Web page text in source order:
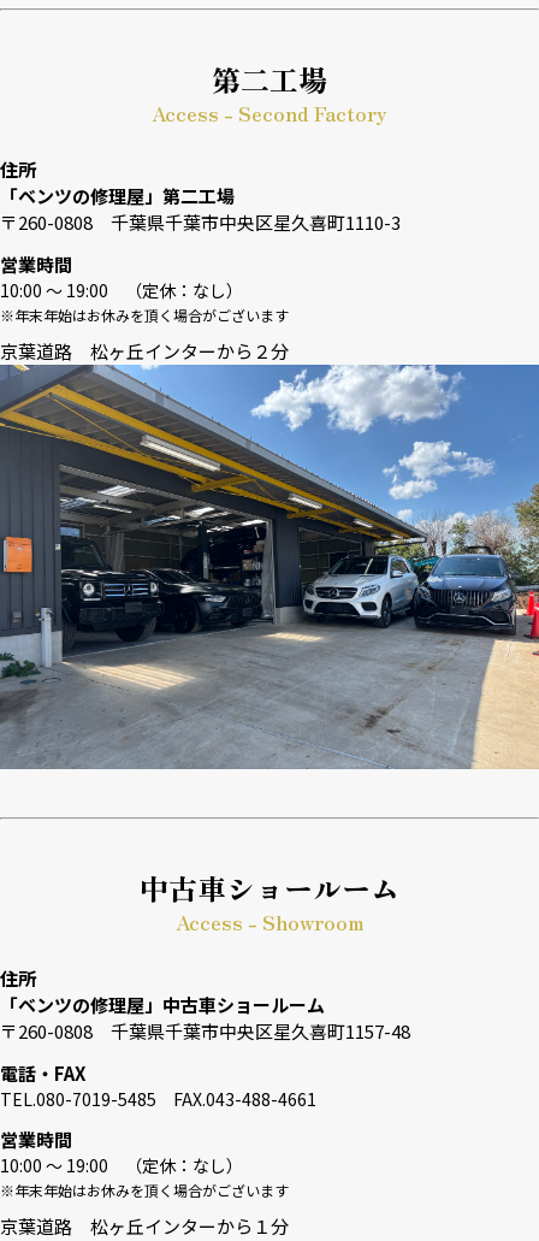
第二工場
Access - Second Factory
住所
「ベンツの修理屋」第二工場
〒260-0808 千葉県千葉市中央区星久喜町1110-3
営業時間
10:00 〜 19:00 （定休：なし）
※年末年始はお休みを頂く場合がございます
京葉道路 松ヶ丘インターから２分
中古車ショールーム
Access - Showroom
住所
「ベンツの修理屋」中古車ショールーム
〒260-0808 千葉県千葉市中央区星久喜町1157-48
電話・FAX
TEL.080-7019-5485 FAX.043-488-4661
営業時間
10:00 〜 19:00 （定休：なし）
※年末年始はお休みを頂く場合がございます
京葉道路 松ヶ丘インターから１分